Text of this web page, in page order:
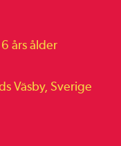
års ålder
Väsby, Sverige